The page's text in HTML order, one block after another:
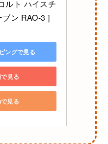
ルト ハイスチ
ン RAO-3 ]
ングで見る
見る
見る